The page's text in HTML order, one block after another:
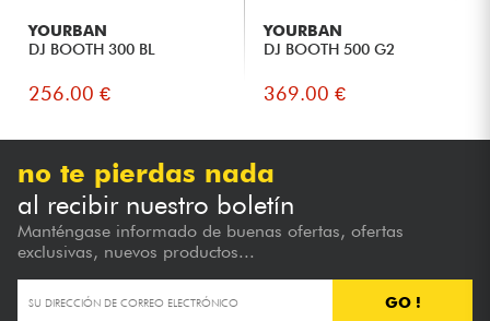
YOURBAN
DJ BOOTH 300 BL
256.00 €
YOURBAN
DJ BOOTH 500 G2
369.00 €
no te pierdas nada
al recibir nuestro boletín
Manténgase informado de buenas ofertas, ofertas
exclusivas, nuevos productos...
GO !